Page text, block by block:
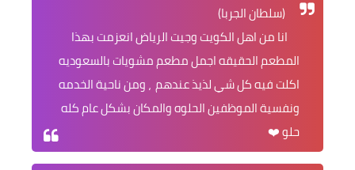
(سلطان الجربا)
انا من اهل الكويت وجيت الرياض انعزمت بهذا
المطعم الحقيقه اجمل مطعم مشويات بالسعوديه
اكلت فيه كل شي لذيذ عندهم ، ومن ناحية الخدمه
ونفسية الموظفين الحلوه والمكان بشكل عام كله
حلو ❤️